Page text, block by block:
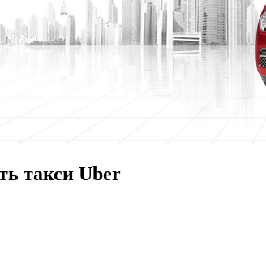
такси Uber